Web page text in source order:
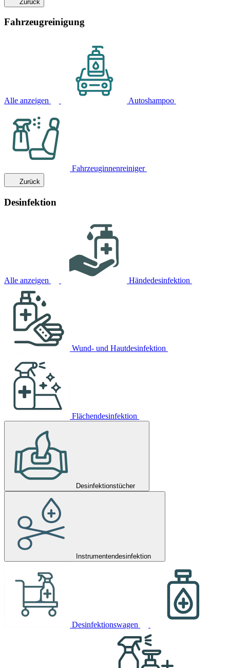
Zurück
Fahrzeugreinigung
Alle anzeigen Autoshampoo
Fahrzeuginnenreiniger
Zurück
Desinfektion
Alle anzeigen Händedesinfektion
Wund- und Hautdesinfektion
Flächendesinfektion
Desinfektionstücher
Instrumentendesinfektion
Desinfektionswagen